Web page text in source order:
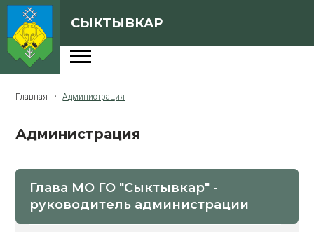
СЫКТЫВКАР
Генеральный план
Бюджет города
Архивная версия сайта
Главная Администрация
Администрация
Глава МО ГО "Сыктывкар" -
руководитель администрации